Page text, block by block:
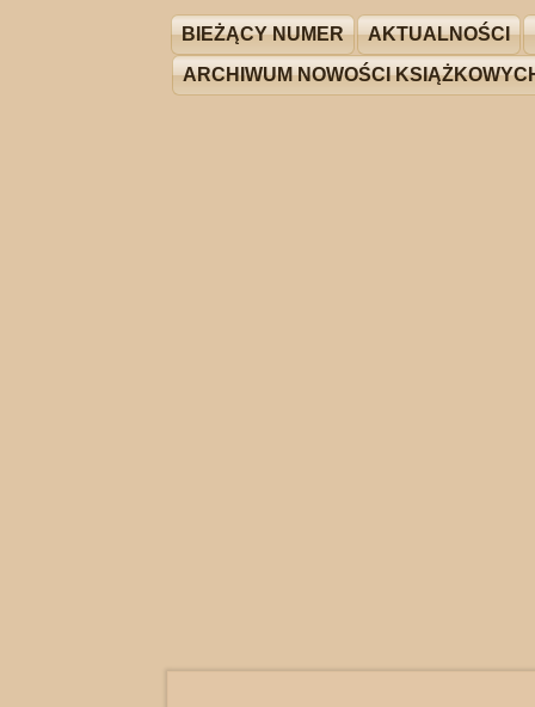
BIEŻĄCY NUMER AKTUALNOŚCI
ARCHIWUM NOWOŚCI